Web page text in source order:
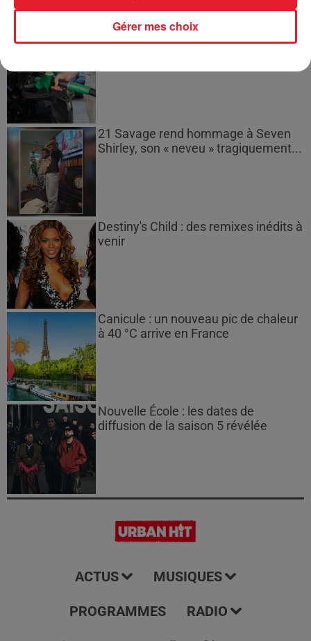
Les prix des carburants explosent :
21 Savage rend hommage à Seven
Shirley, son « neveu » tragiquement...
Destiny's Child : des remixes inédits à
venir
Canicule : un nouveau pic de chaleur
à 40 °C arrive en France
Nouvelle École : les dates de
diffusion de la saison 5 révélée
ACTUS MUSIQUES
PROGRAMMES RADIO
Gérer mes choix